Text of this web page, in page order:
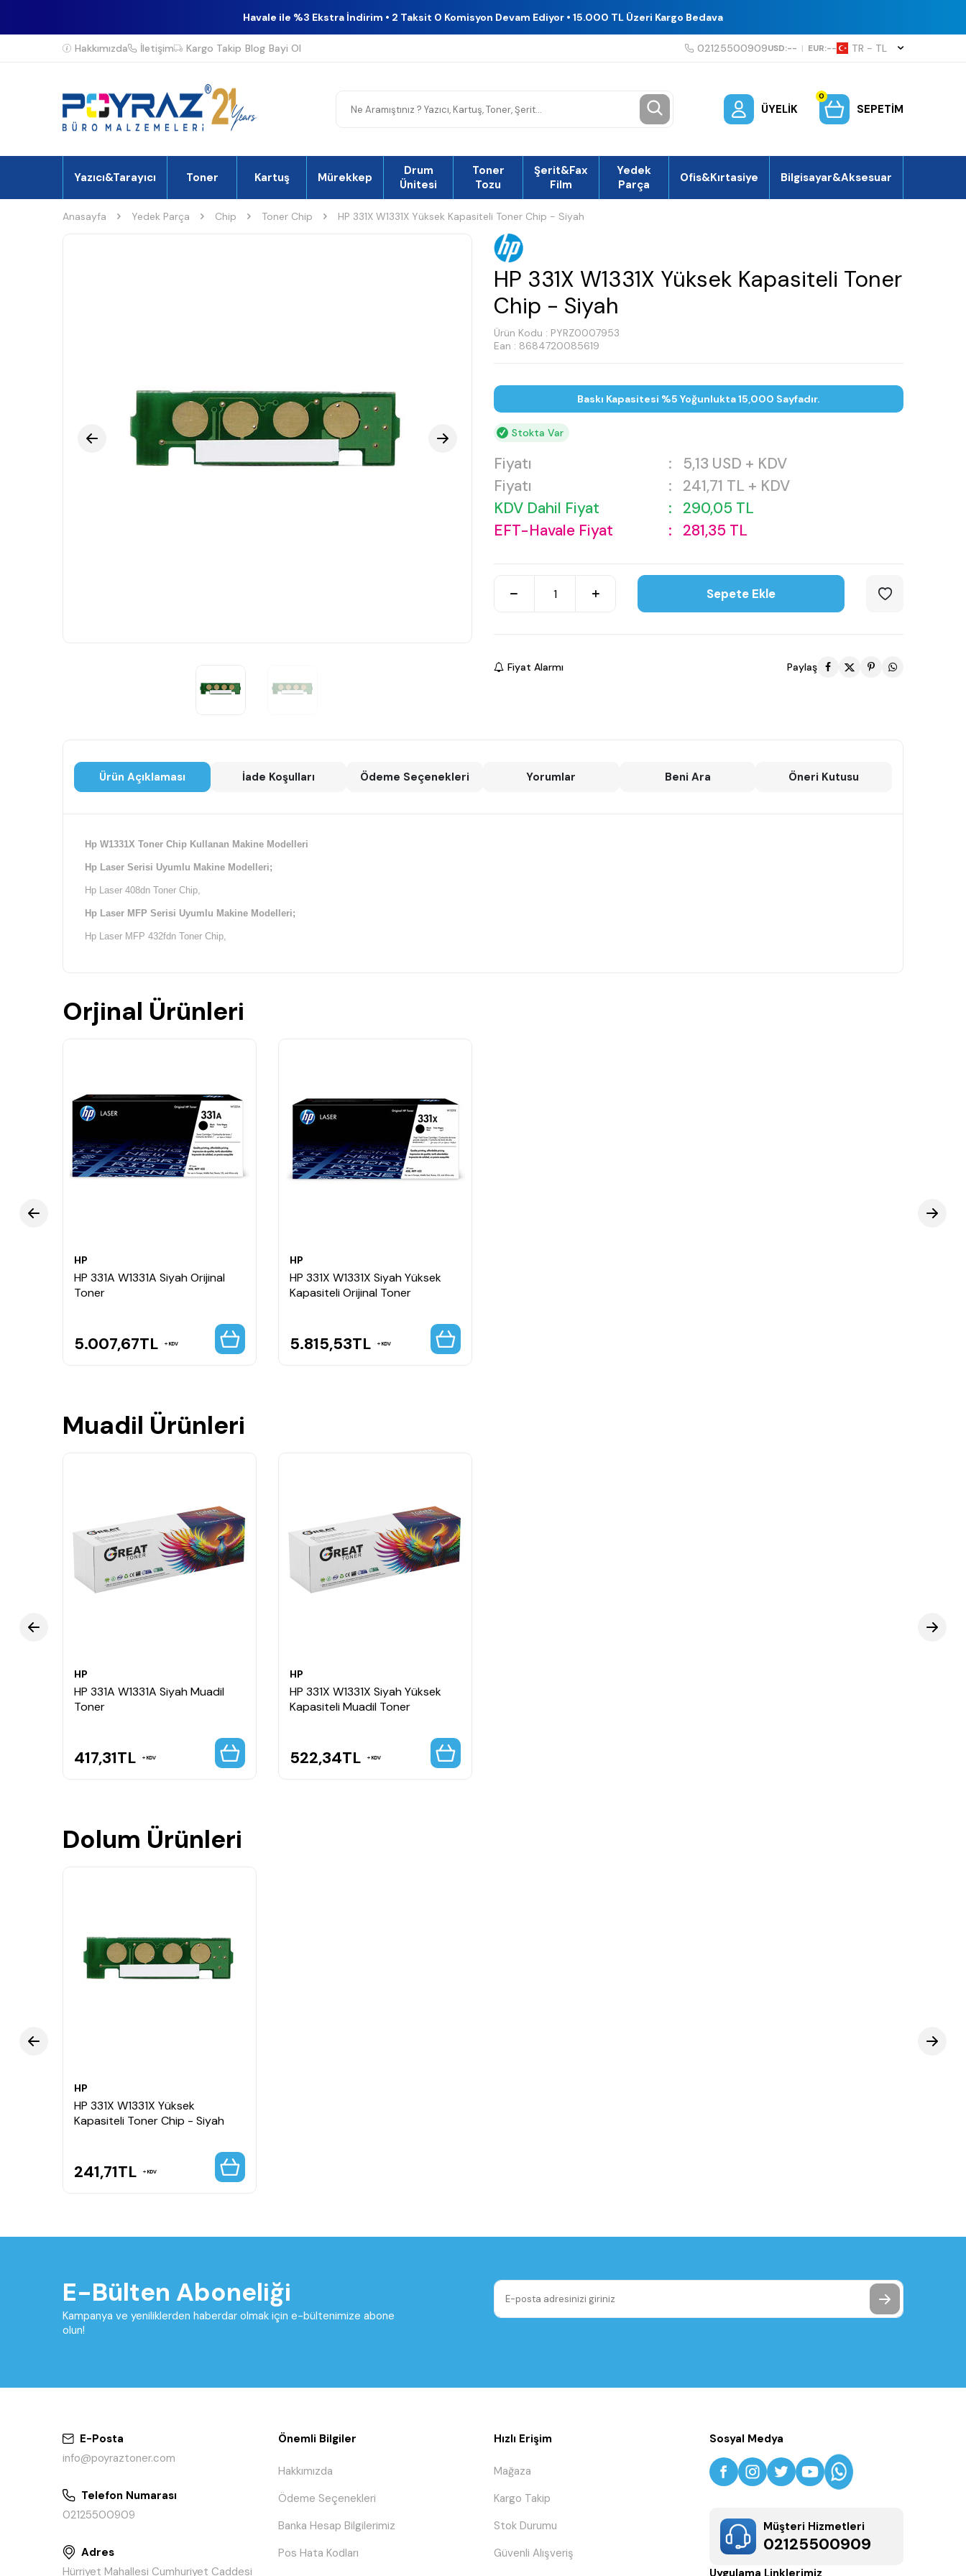
Havale ile %3 Ekstra İndirim • 2 Taksit 0 Komisyon Devam Ediyor • 15.000 TL Üzeri Kargo Bedava
Hakkımızda İletişim Kargo Takip Blog Bayi Ol 02125500909USD:-- | EUR:-- TR − TL
ÜYELIK
0
SEPETIM
Yazıcı&Tarayıcı Toner Kartuş Mürekkep
Drum
Ünitesi
Toner
Tozu
Şerit&Fax
Film
Yedek
Parça
Ofis&Kırtasiye Bilgisayar&Aksesuar
Anasayfa Yedek Parça Chip Toner Chip HP 331X W1331X Yüksek Kapasiteli Toner Chip - Siyah
HP 331X W1331X Yüksek Kapasiteli Toner
Chip - Siyah
Ürün Kodu : PYRZ0007953
Ean : 8684720085619
Baskı Kapasitesi %5 Yoğunlukta 15,000 Sayfadır.
Stokta Var
Fiyatı : 5,13 USD + KDV
Fiyatı
: 241,71 TL + KDV
KDV Dahil Fiyat
: 290,05 TL
EFT-Havale Fiyat
: 281,35 TL
Sepete Ekle
Fiyat Alarmı Paylaş
Ürün Açıklaması İade Koşulları Ödeme Seçenekleri Yorumlar Beni Ara Öneri Kutusu
Hp W1331X Toner Chip Kullanan Makine Modelleri
Hp Laser Serisi Uyumlu Makine Modelleri;
Hp Laser 408dn Toner Chip,
Hp Laser MFP Serisi Uyumlu Makine Modelleri;
Hp Laser MFP 432fdn Toner Chip,
Orjinal Ürünleri
HP
HP 331A W1331A Siyah Orijinal
Toner
5.007,67TL KDV
HP
HP 331X W1331X Siyah Yüksek
Kapasiteli Orijinal Toner
5.815,53TL KDV
Muadil Ürünleri
HP
HP 331A W1331A Siyah Muadil
Toner
417,31TL KDV
HP
HP 331X W1331X Siyah Yüksek
Kapasiteli Muadil Toner
522,34TL KDV
Dolum Ürünleri
HP
HP 331X W1331X Yüksek
Kapasiteli Toner Chip - Siyah
241,71TL KDV
E-Bülten Aboneliği
Kampanya ve yeniliklerden haberdar olmak için e-bültenimize abone
olun!
E-Posta
info@poyraztoner.com
Telefon Numarası
02125500909
Adres
Hürriyet Mahallesi Cumhuriyet Caddesi
Önemli Bilgiler
Hakkımızda
Ödeme Seçenekleri
Banka Hesap Bilgilerimiz
Pos Hata Kodları
Hızlı Erişim
Mağaza
Kargo Takip
Stok Durumu
Güvenli Alışveriş
Sosyal Medya
Müşteri Hizmetleri
02125500909